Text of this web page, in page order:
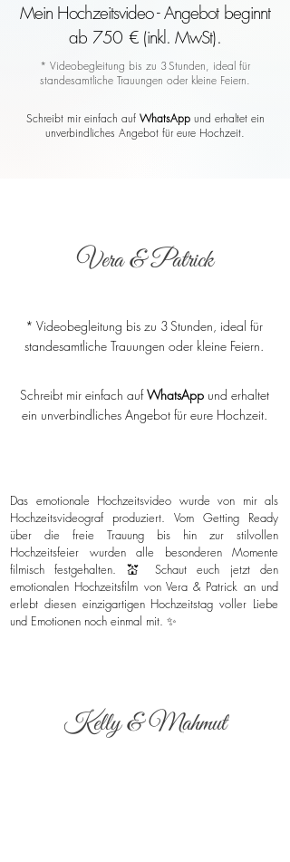
Mein Hochzeitsvideo - Angebot beginnt
ab 750 € (inkl. MwSt).
* Videobegleitung bis zu 3 Stunden, ideal für
standesamtliche Trauungen oder kleine Feiern.
Schreibt mir einfach auf WhatsAppund erhaltet ein
unverbindliches Angebot für eure Hochzeit.
Vera & Patrick
* Videobegleitung bis zu 3 Stunden, ideal für
standesamtliche Trauungen oder kleine Feiern.
Schreibt mir einfach aufWhatsAppund erhaltet
ein unverbindliches Angebot für eure Hochzeit.
Das emotionale Hochzeitsvideo wurde von mir als
Hochzeitsvideograf produziert. Vom Getting Ready
über die freie Trauung bis hin zur stilvollen
Hochzeitsfeier wurden alle besonderen Momente
filmisch festgehalten. 💒 Schaut euch jetzt den
emotionalen Hochzeitsfilm von Vera & Patrick an und
erlebt diesen einzigartigen Hochzeitstag voller Liebe
und Emotionen noch einmal mit. ✨
Kelly & Mahmut